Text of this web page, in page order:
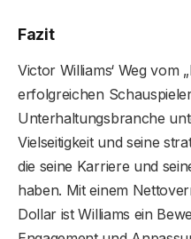
Fazit
Victor Williams‘ Weg vom
erfolgreichen
Unterhaltungsbranche
Vielseitigkeit und seine
die seine Karriere und
haben. Mit einem
Dollar ist Williams ein